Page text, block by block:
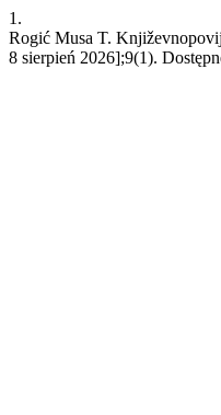
1.
Rogić Musa T.
8 sierpień 2026];9(1).